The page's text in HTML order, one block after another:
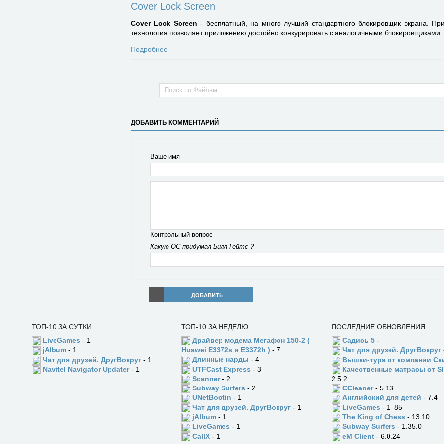
Cover Lock Screen
Cover Lock Screen - бесплатный, на много лучший стандартного блокировщик экрана.
технология позволяет приложению достойно конкурировать с аналогичными блокировщиками.
Подробнее
ДОБАВИТЬ КОММЕНТАРИЙ
Ваше имя
Контрольный вопрос
Какую ОС придумал Билл Гейтс ?
ДОБАВИТЬ
ТОП-10 ЗА СУТКИ
LiveGames - 1
jAlbum - 1
Чат для друзей. ДругВокруг - 1
Navitel Navigator Updater- 1
ТОП-10 ЗА НЕДЕЛЮ
Драйвер модема Мегафон 150-2 (
Huawei E3372s и E3372h ) - 7
Длинные нарды - 4
UTFCast Express - 3
Scanner- 2
Subway Surfers - 2
UNetBootin - 1
Чат для друзей. ДругВокруг - 1
jAlbum - 1
LiveGames - 1
CallX - 1
ПОСЛЕДНИЕ ОБНОВЛЕНИЯ
Садись 5-
Чат для друзей. ДругВокруг
Вышки-тура от компании
Качественные матрасы от
2.5.2
CCleaner- 5.13
Английский для детей - 7.4
LiveGames - 1_85
The King of Chess - 13.10
Subway Surfers - 1.35.0
eM Client- 6.0.24